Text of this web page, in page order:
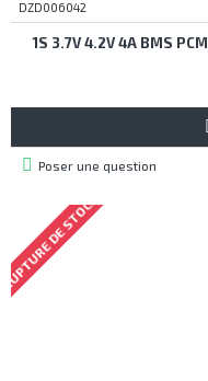
DZD006042
1S 3.7V 4.2V 4A BMS
Poser une question
DE STOCK